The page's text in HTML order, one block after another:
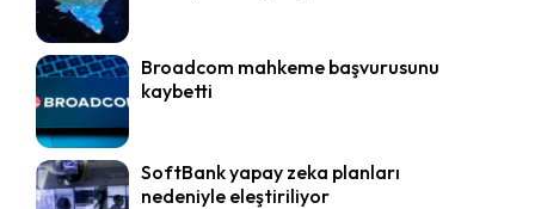
Broadcom mahkeme başvurusunu
kaybetti
SoftBank yapay zeka planları
nedeniyle eleştiriliyor